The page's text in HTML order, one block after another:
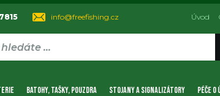
info@freefishing.cz Úvod
BATOHY, TAŠKY, POUZDRA STOJANY A SIGNALIZÁTORY PÉČE O